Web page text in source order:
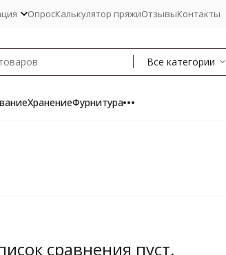
ОпросКалькулятор пряжиОтзывыКонтакты
Все категории
ХранениеФурнитура
сравнения пуст.